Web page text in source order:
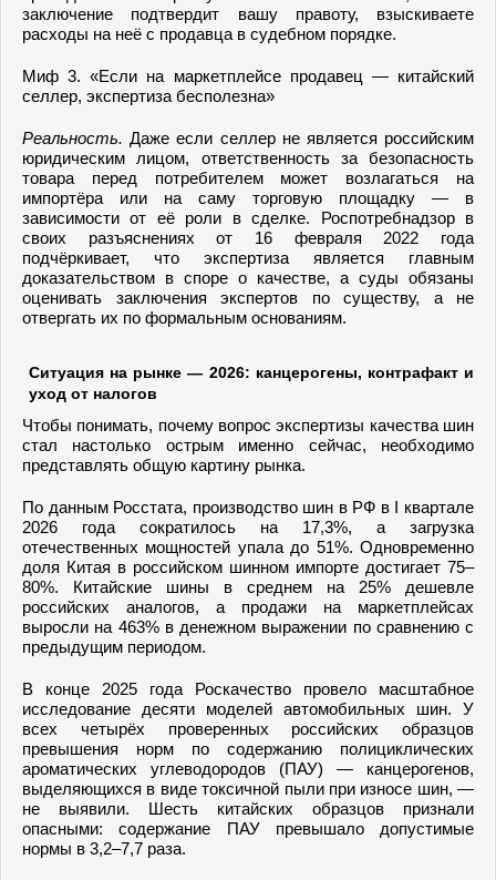
заключение подтвердит вашу правоту, взыскиваете
расходы на неё с продавца в судебном порядке.
Миф 3. «Если на маркетплейсе продавец — китайский
селлер, экспертиза бесполезна»
Реальность. Даже если селлер не является российским
юридическим лицом, ответственность за безопасность
товара перед потребителем может возлагаться на
импортёра или на саму торговую площадку — в
зависимости от её роли в сделке. Роспотребнадзор в
своих разъяснениях от 16 февраля 2022 года
подчёркивает, что экспертиза является главным
доказательством в споре о качестве, а суды обязаны
оценивать заключения экспертов по существу, а не
отвергать их по формальным основаниям.
Ситуация на рынке — 2026: канцерогены, контрафакт и
уход от налогов
Чтобы понимать, почему вопрос экспертизы качества шин
стал настолько острым именно сейчас, необходимо
представлять общую картину рынка.
По данным Росстата, производство шин в РФ в I квартале
2026 года сократилось на 17,3%, а загрузка
отечественных мощностей упала до 51%. Одновременно
доля Китая в российском шинном импорте достигает 75–
80%. Китайские шины в среднем на 25% дешевле
российских аналогов, а продажи на маркетплейсах
выросли на 463% в денежном выражении по сравнению с
предыдущим периодом.
В конце 2025 года Роскачество провело масштабное
исследование десяти моделей автомобильных шин. У
всех четырёх проверенных российских образцов
превышения норм по содержанию полициклических
ароматических углеводородов (ПАУ) — канцерогенов,
выделяющихся в виде токсичной пыли при износе шин, —
не выявили. Шесть китайских образцов признали
опасными: содержание ПАУ превышало допустимые
нормы в 3,2–7,7 раза.